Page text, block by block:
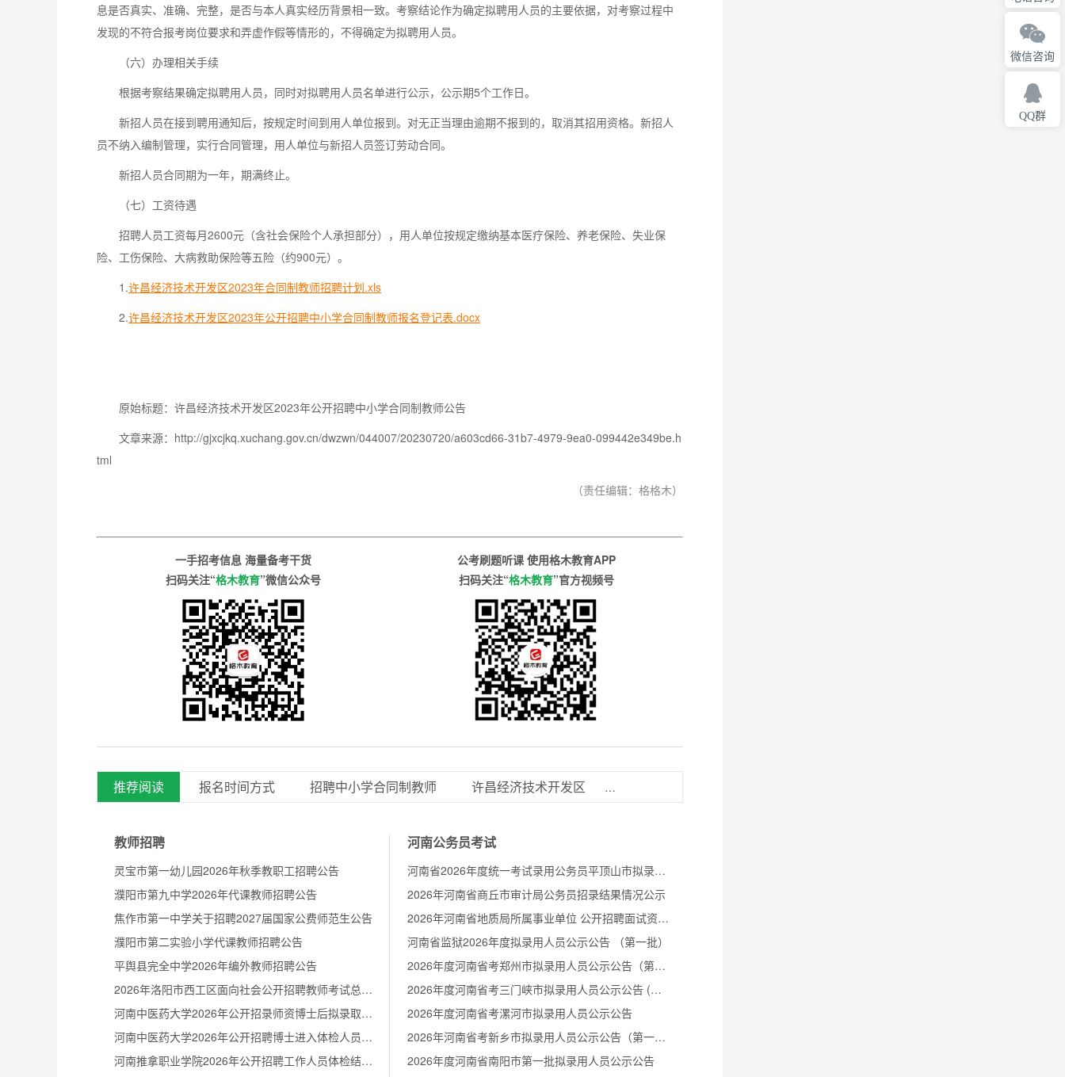
息是否真实、准确、完整，是否与本人真实经历背景相一致。考察结论作为确定拟聘用人员的主要依据，对考察过程中
发现的不符合报考岗位要求和弄虚作假等情形的，不得确定为拟聘用人员。
（六）办理相关手续
根据考察结果确定拟聘用人员，同时对拟聘用人员名单进行公示，公示期5个工作日。
新招人员在接到聘用通知后，按规定时间到用人单位报到。对无正当理由逾期不报到的，取消其招用资格。新招人
员不纳入编制管理，实行合同管理，用人单位与新招人员签订劳动合同。
新招人员合同期为一年，期满终止。
（七）工资待遇
招聘人员工资每月2600元（含社会保险个人承担部分），用人单位按规定缴纳基本医疗保险、养老保险、失业保
险、工伤保险、大病救助保险等五险（约900元）。
1.许昌经济技术开发区2023年合同制教师招聘计划.xls
2.许昌经济技术开发区2023年公开招聘中小学合同制教师报名登记表.docx
原始标题：许昌经济技术开发区2023年公开招聘中小学合同制教师公告
文章来源：http://gjxcjkq.xuchang.gov.cn/dwzwn/044007/20230720/a603cd66-31b7-4979-9ea0-099442e349be.h
tml
（责任编辑：格格木）
一手招考信息 海量备考干货
扫码关注“格木教育”微信公众号
公考刷题听课 使用格木教育APP
扫码关注“格木教育”官方视频号
推荐阅读 报名时间方式 招聘中小学合同制教师 许昌经济技术开发区
教师招聘
灵宝市第一幼儿园2026年秋季教职工招聘公告
濮阳市第九中学2026年代课教师招聘公告
焦作市第一中学关于招聘2027届国家公费师范生公告
濮阳市第二实验小学代课教师招聘公告
平舆县完全中学2026年编外教师招聘公告
2026年洛阳市西工区面向社会公开招聘教师考试总成绩及体检有关事宜的公告
河南中医药大学2026年公开招录师资博士后拟录取人员名单公示
河南中医药大学2026年公开招聘博士进入体检人员名单及成绩公示
河南推拿职业学院2026年公开招聘工作人员体检结果公告
河南公务员考试
河南省2026年度统一考试录用公务员平顶山市拟录用人员公示公告
2026年河南省商丘市审计局公务员招录结果情况公示
2026年河南省地质局所属事业单位 公开招聘面试资格确认公告
河南省监狱2026年度拟录用人员公示公告 （第一批）
2026年度河南省考郑州市拟录用人员公示公告（第二批）
2026年度河南省考三门峡市拟录用人员公示公告 (第一批)
2026年度河南省考漯河市拟录用人员公示公告
2026年河南省考新乡市拟录用人员公示公告（第一批）
2026年度河南省南阳市第一批拟录用人员公示公告
微信咨询
QQ群